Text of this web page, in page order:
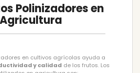
Polinizadores en
Agricultura
en cultivos agrícolas ayuda a
y calidad de los frutos. Los